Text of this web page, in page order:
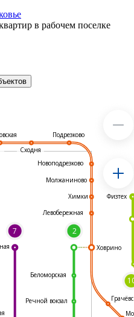
в рабочем поселке
7 2
Сходня
Подрезково
Новоподрезково
Молжаниново
Химки
Левобережная
Ховрино
Физтех
Речной вокзал
Беломорская